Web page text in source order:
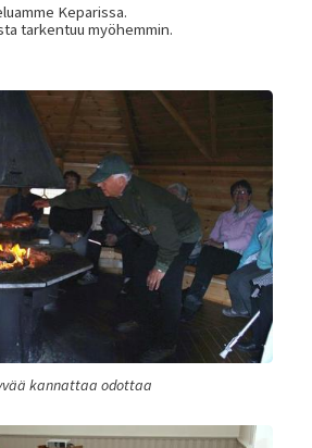
Keparissa.
tarkentuu myöhemmin.
kannattaa odottaa